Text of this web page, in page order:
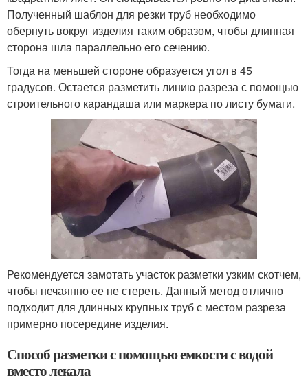
Полученный шаблон для резки труб необходимо
обернуть вокруг изделия таким образом, чтобы длинная
сторона шла параллельно его сечению.
Тогда на меньшей стороне образуется угол в 45
градусов. Остается разметить линию разреза с помощью
строительного карандаша или маркера по листу бумаги.
Рекомендуется замотать участок разметки узким скотчем,
чтобы нечаянно ее не стереть. Данный метод отлично
подходит для длинных крупных труб с местом разреза
примерно посередине изделия.
Способ разметки с помощью емкости с водой
вместо лекала